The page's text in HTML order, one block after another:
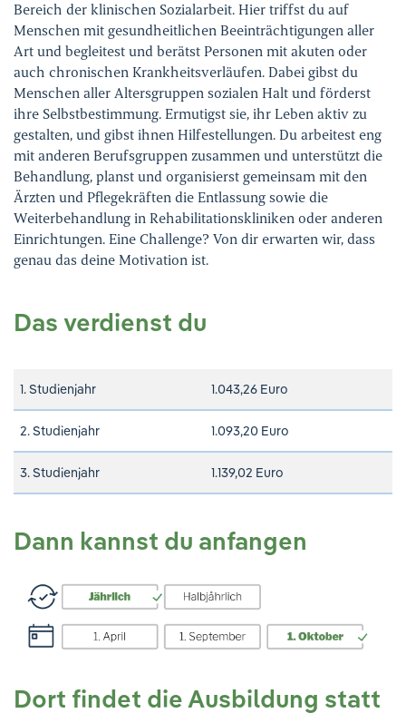
Bereich der klinischen Sozialarbeit. Hier triffst du auf
Menschen mit gesundheitlichen Beeinträchtigungen aller
Art und begleitest und berätst Personen mit akuten oder
auch chronischen Krankheitsverläufen. Dabei gibst du
Menschen aller Altersgruppen sozialen Halt und förderst
ihre Selbstbestimmung. Ermutigst sie, ihr Leben aktiv zu
gestalten, und gibst ihnen Hilfestellungen. Du arbeitest eng
mit anderen Berufsgruppen zusammen und unterstützt die
Behandlung, planst und organisierst gemeinsam mit den
Ärzten und Pflegekräften die Entlassung sowie die
Weiterbehandlung in Rehabilitationskliniken oder anderen
Einrichtungen. Eine Challenge? Von dir erwarten wir, dass
genau das deine Motivation ist.
Das verdienst du
1. Studienjahr 1.043,26 Euro
2. Studienjahr 1.093,20 Euro
3. Studienjahr 1.139,02 Euro
Dann kannst du anfangen
Dort findet die Ausbildung statt